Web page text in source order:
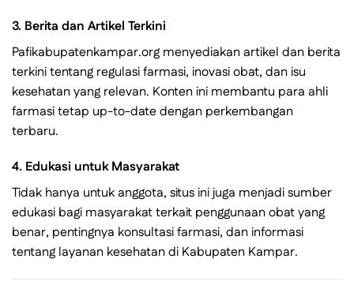
3. Berita dan Artikel Terkini
Pafikabupatenkampar.org menyediakan artikel dan berita
terkini tentang regulasi farmasi, inovasi obat, dan isu
kesehatan yang relevan. Konten ini membantu para ahli
farmasi tetap up-to-date dengan perkembangan
terbaru.
4. Edukasi untuk Masyarakat
Tidak hanya untuk anggota, situs ini juga menjadi sumber
edukasi bagi masyarakat terkait penggunaan obat yang
benar, pentingnya konsultasi farmasi, dan informasi
tentang layanan kesehatan di Kabupaten Kampar.